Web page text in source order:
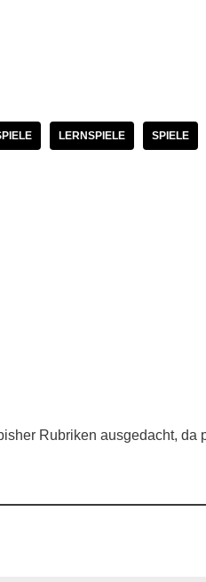
LERNSPIELE SPIELE
Rubriken ausgedacht, da